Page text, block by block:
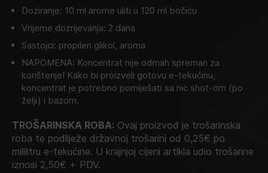
Doziranje: 10 ml arome uliti u 120 ml bočicu
Vrijeme dozrijevanja: 2 dana
Sastojci: propilen glikol, aroma
NAPOMENA: Koncentrat nije odmah spreman za
korištenje! Kako bi proizveli gotovu e-tekućinu,
koncentrat je potrebno pomiješati sa nic shot-om (po
želji) i bazom.
TROŠARINSKA ROBA: Ovaj proizvod je trošarinska
roba te podliježe državnoj trošarini od 0,25€ po
mililitru e-tekućine. U krajnjoj cijeni artikla udio trošarine
iznosi 2,50€ + PDV.